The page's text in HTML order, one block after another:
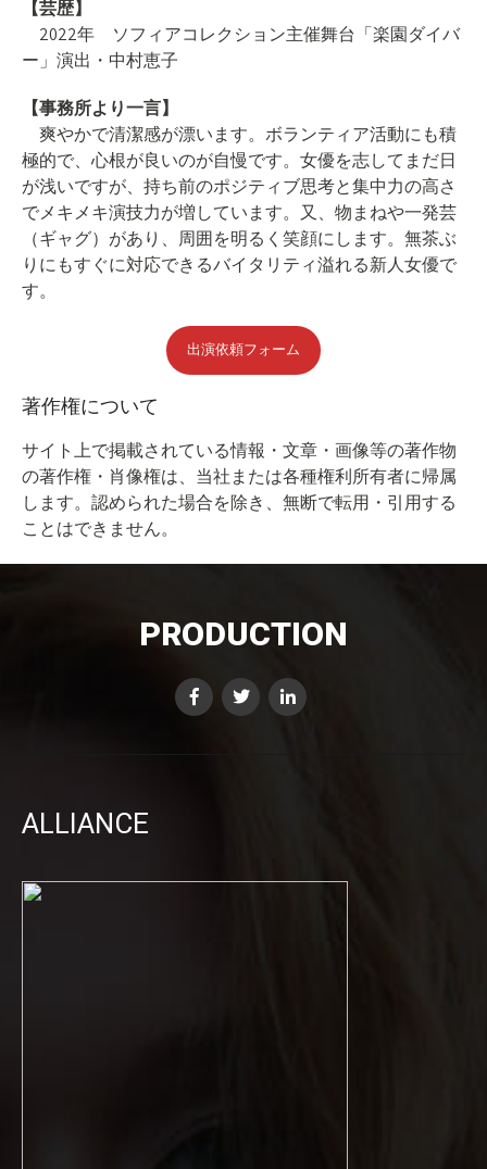
【芸歴】
2022年 ソフィアコレクション主催舞台「楽園ダイバ
ー」演出・中村恵子
【事務所より一言】
爽やかで清潔感が漂います。ボランティア活動にも積
極的で、心根が良いのが自慢です。女優を志してまだ日
が浅いですが、持ち前のポジティブ思考と集中力の高さ
でメキメキ演技力が増しています。又、物まねや一発芸
（ギャグ）があり、周囲を明るく笑顔にします。無茶ぶ
りにもすぐに対応できるバイタリティ溢れる新人女優で
す。
出演依頼フォーム
著作権について
サイト上で掲載されている情報・⽂章・画像等の著作物
の著作権・肖像権は、当社または各種権利所有者に帰属
します。認められた場合を除き、無断で転⽤・引⽤する
ことはできません。
PRODUCTION
ALLIANCE